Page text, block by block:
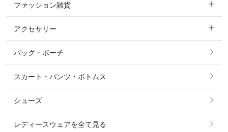
ニット・セーター
シャツ・ブラウス・ワンピース
ショージャケット
ショーシャツ
ファッション雑貨
すべてのファッション雑貨
ソックス
ベルト
アクセサリー
すべてのアクセサリー
リング
ピアス・イヤリング
バッグ・ポーチ
スカート・パンツ・ボトムス
シューズ
レディースウェアを全て見る